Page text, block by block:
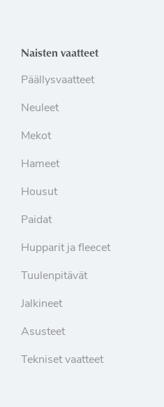
Naisten vaatteet
Päällysvaatteet
Neuleet
Mekot
Hameet
Housut
Paidat
Hupparit ja fleecet
Tuulenpitävät
Jalkineet
Asusteet
Tekniset vaatteet